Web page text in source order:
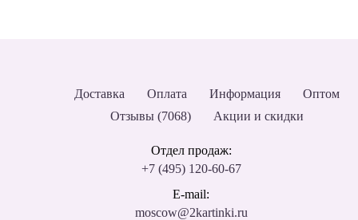
Доставка Оплата Информация
Оптом
Отзывы (7068)
Акции и скидки
Отдел продаж:
+7 (495) 120-60-67
E-mail:
moscow@2kartinki.ru